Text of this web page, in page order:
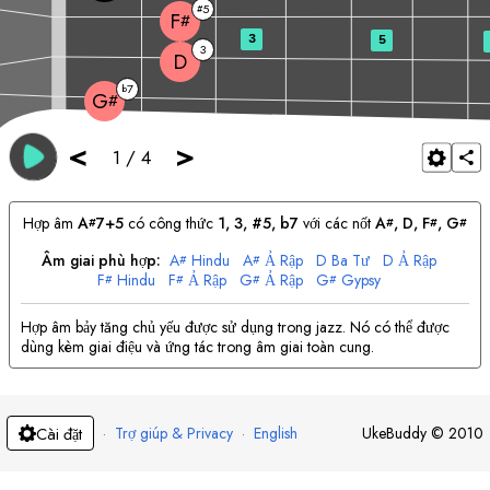
< 1 / 4 >
G#
b7
D 3
F#
#5
3 5
Hợp âm A#7+5 có công thức 1, 3, #5, b7 với các nốtA#, D, F#, G#
Âm giai phù hợp: A# Hindu A# Ả Rập D Ba Tư D Ả Rập
F# Hindu F# Ả Rập G# Ả Rập G# Gypsy
Hợp âm bảy tăng chủ yếu được sử dụng trong jazz. Nó có thể được
dùng kèm giai điệu và ứng tác trong âm giai toàn cung.
Cài đặt · Trợ giúp & Privacy · English UkeBuddy © 2010